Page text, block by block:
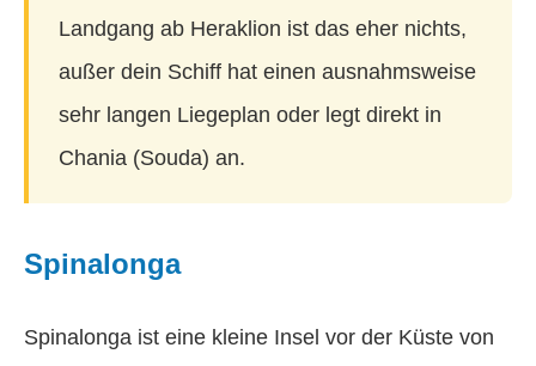
Landgang ab Heraklion ist das eher nichts,
außer dein Schiff hat einen ausnahmsweise
sehr langen Liegeplan oder legt direkt in
Chania (Souda) an.
Spinalonga
Spinalonga ist eine kleine Insel vor der Küste von